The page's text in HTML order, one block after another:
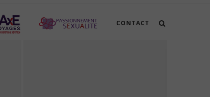
CONTACT